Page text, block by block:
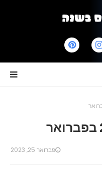
פברואר 25, 2023